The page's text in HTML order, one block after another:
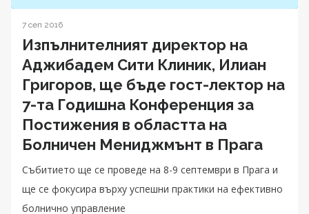
7 сеп 2016
Изпълнителният директор на
Аджибадем Сити Клиник, Илиан
Григоров, ще бъде гост-лектор на
7-та Годишна Конференция за
Постижения в областта на
Болничен Мениджмънт в Прага
Събитието ще се проведе на 8-9 cептември в Прага и
ще се фокусира върху успешни практики на ефективно
болнично управление